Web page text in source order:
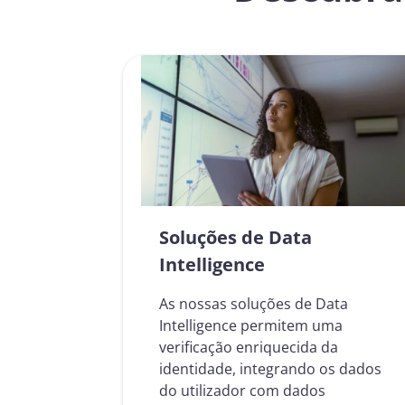
Soluções de Data
Intelligence
As nossas soluções de Data
Intelligence permitem uma
verificação enriquecida da
identidade, integrando os dados
do utilizador com dados